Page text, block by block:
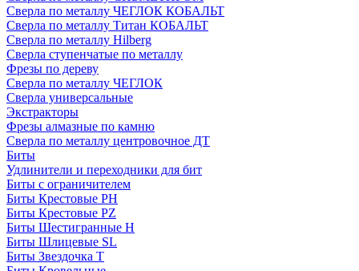
Сверла по металлу ЧЕГЛОК КОБАЛЬТ
Сверла по металлу Титан КОБАЛЬТ
Сверла по металлу Hilberg
Сверла ступенчатые по металлу
Фрезы по дереву
Сверла по металлу ЧЕГЛОК
Сверла универсальные
Экстракторы
Фрезы алмазные по камню
Сверла по металлу центровочное ДТ
Биты
Удлинители и переходники для бит
Биты с ограничителем
Биты Крестовые PH
Биты Крестовые PZ
Биты Шестигранные H
Биты Шлицевые SL
Биты Звездочка T